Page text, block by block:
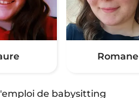
Romane
de babysitting